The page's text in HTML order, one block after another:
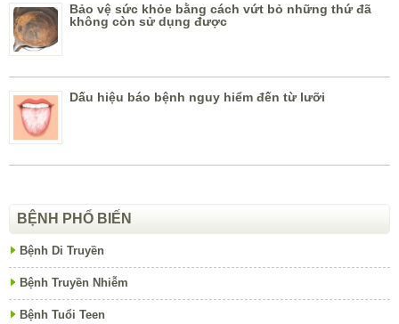
Bảo vệ sức khỏe bằng cách vứt bỏ những thứ đã
không còn sử dụng được
Dấu hiệu báo bệnh nguy hiểm đến từ lưỡi
BỆNH PHỔ BIẾN
Bệnh Di Truyền
Bệnh Truyền Nhiễm
Bệnh Tuổi Teen